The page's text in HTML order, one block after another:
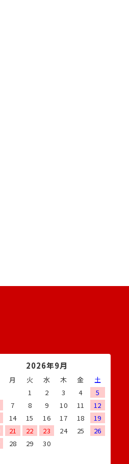
2026年9月
月 火 水 木 金
土
1
2 3 4
5
7 8 9 10 11
12
14 15 16 17 18
19
21 22 23 24 25
26
28 29 30